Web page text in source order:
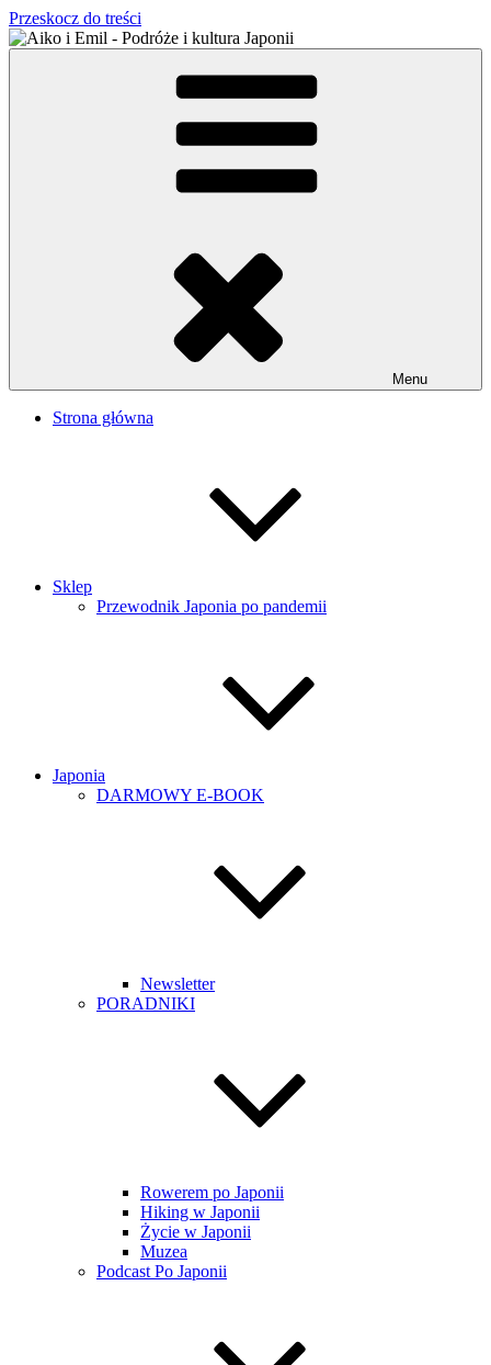
Przeskocz do treści
Aiko i Emil – Podróże i kultura Japonii
Japońsko-polskie małżeństwo w Tokio
Menu
Strona główna
Sklep
Przewodnik Japonia po pandemii
Japonia
DARMOWY E-BOOK
Newsletter
PORADNIKI
Rowerem po Japonii
Hiking w Japonii
Życie w Japonii
Muzea
Podcast Po Japonii